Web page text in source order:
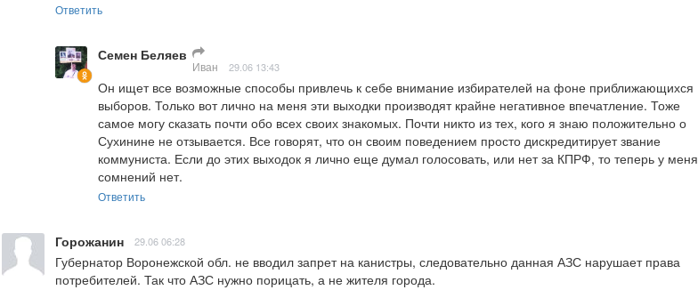
Ответить
Семен Беляев
Иван 29.06 13:43
Он ищет все возможные способы привлечь к себе внимание избирателей на фоне приближающихся
выборов. Только вот лично на меня эти выходки производят крайне негативное впечатление. Тоже
самое могу сказать почти обо всех своих знакомых. Почти никто из тех, кого я знаю положительно о
Сухинине не отзывается. Все говорят, что он своим поведением просто дискредитирует звание
коммуниста. Если до этих выходок я лично еще думал голосовать, или нет за КПРФ, то теперь у меня
сомнений нет.
Ответить
Горожанин 29.06 06:28
Губернатор Воронежской обл. не вводил запрет на канистры, следовательно данная АЗС нарушает права
потребителей. Так что АЗС нужно порицать, а не жителя города.